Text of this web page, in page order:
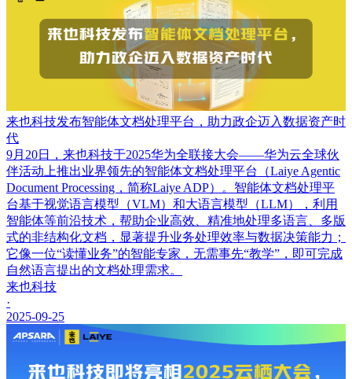
来也科技发布智能体文档处理平台，助力政企迈入数据资产时
代
9月20日，来也科技于2025华为全联接大会——华为云全球伙
伴活动上推出业界领先的智能体文档处理平台（Laiye Agentic
Document Processing，简称Laiye ADP）。智能体文档处理平
台基于视觉语言模型（VLM）和大语言模型（LLM），利用
智能体等前沿技术，帮助企业高效、精准地处理多语言、多版
式的非结构化文档，显著提升业务处理效率与数据决策能力；
它像一位“读懂业务”的智能专家，无需事先“教学”，即可完成
自然语言提出的文档处理需求。
来也科技
·
2025-09-25